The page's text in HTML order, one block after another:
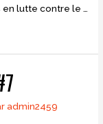
lutte contre le …
admin2459